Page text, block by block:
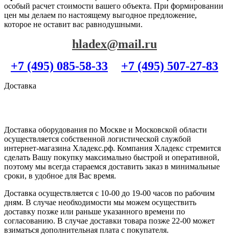
особый расчет стоимости вашего объекта. При формировании
цен мы делаем по настоящему выгодное предложение,
которое не оставит вас равнодушными.
hladex@mail.ru
+7 (495) 085-58-33
+7 (495) 507-27-83
Доставка
Доставка оборудования по Москве и Московской области
осуществляется собственной логистической службой
интернет-магазина Хладекс.рф. Компания Хладекс стремится
сделать Вашу покупку максимально быстрой и оперативной,
поэтому мы всегда стараемся доставить заказ в минимальные
сроки, в удобное для Вас время.
Доставка осуществляется с 10-00 до 19-00 часов по рабочим
дням. В случае необходимости мы можем осуществить
доставку позже или раньше указанного времени по
согласованию. В случае доставки товара позже 22-00 может
взиматься дополнительная плата с покупателя.